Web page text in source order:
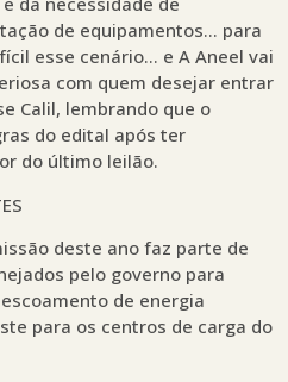
de equipamentos… para
esse cenário… e A Aneel vai
com quem desejar entrar
Calil, lembrando que o
do edital após ter
do último leilão.
deste ano faz parte de
pelo governo para
de energia
para os centros de carga do